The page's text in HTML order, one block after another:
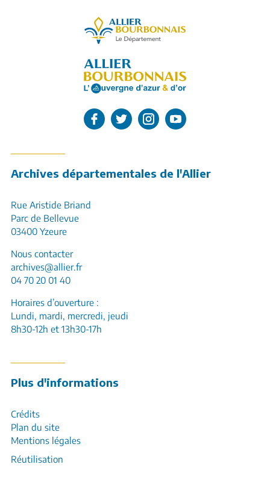
Allier, le département
L'Allier sur Facebook
L'Allier sur Twitter
L'Allier sur Instagram
L'Allier sur Youtube
Archives départementales de l'Allier
Rue Aristide Briand
Parc de Bellevue
03400 Yzeure
Nous contacter
archives@allier.fr
04 70 20 01 40
Horaires d’ouverture :
Lundi, mardi, mercredi, jeudi
8h30-12h et 13h30-17h
Plus d'informations
Crédits
Plan du site
Mentions légales
Réutilisation